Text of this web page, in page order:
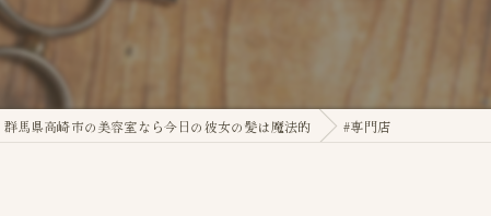
群馬県高崎市の美容室なら今日の彼女の髪は魔法的 #専門店